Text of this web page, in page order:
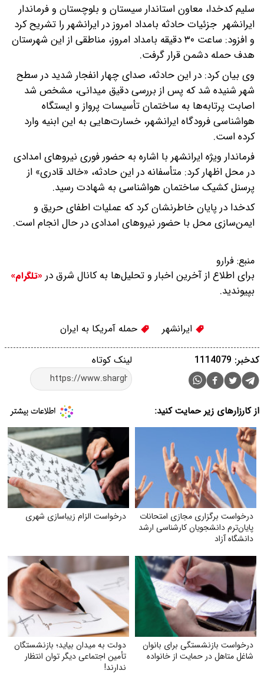
سلیم کدخدا، معاون استاندار سیستان و بلوچستان و فرماندار
ایرانشهر جزئیات حادثه بامداد امروز در ایرانشهر را تشریح کرد
و افزود: ساعت ۳۰ دقیقه بامداد امروز، مناطقی از این شهرستان
هدف حمله دشمن قرار گرفت.
وی بیان کرد: در این حادثه، صدای چهار انفجار شدید در سطح
شهر شنیده شد که پس از بررسی دقیق میدانی، مشخص شد
اصابت پرتابه‌ها به ساختمان تأسیسات پرواز و ایستگاه
هواشناسی فرودگاه ایرانشهر، خسارت‌هایی به این ابنیه وارد
کرده است.
فرماندار ویژه ایرانشهر با اشاره به حضور فوری نیروهای امدادی
در محل اظهار کرد: متأسفانه در این حادثه، «خالد قادری» از
پرسنل کشیک ساختمان هواشناسی به شهادت رسید.
کدخدا در پایان خاطرنشان کرد که عملیات اطفای حریق و
ایمن‌سازی محل با حضور نیروهای امدادی در حال انجام است.
منبع: فرارو
برای اطلاع از آخرین اخبار و تحلیل‌ها به کانال شرق در «تلگرام»
بپیوندید.
ایرانشهر حمله آمریکا به ایران
لینک کوتاه کدخبر: 1114079
از کارزارهای زیر حمایت کنید:
درخواست برگزاری مجازی امتحانات
پایان‌ترم دانشجویان کارشناسی ارشد
دانشگاه آزاد
درخواست الزام زیبا‌سازی شهری
درخواست بازنشستگی برای بانوان
شاغل متاهل در حمایت از خانواده
دولت به میدان بیاید؛ بازنشستگان
تأمین اجتماعی دیگر توان انتظار
ندارند!